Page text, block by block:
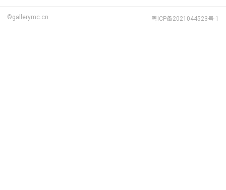
©gallerymc.cn 粤ICP备2021044523号-1